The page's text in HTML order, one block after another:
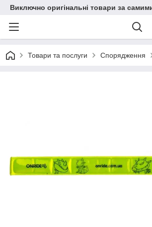
Виключно оригінальні товари за
Товари та послуги Спорядження